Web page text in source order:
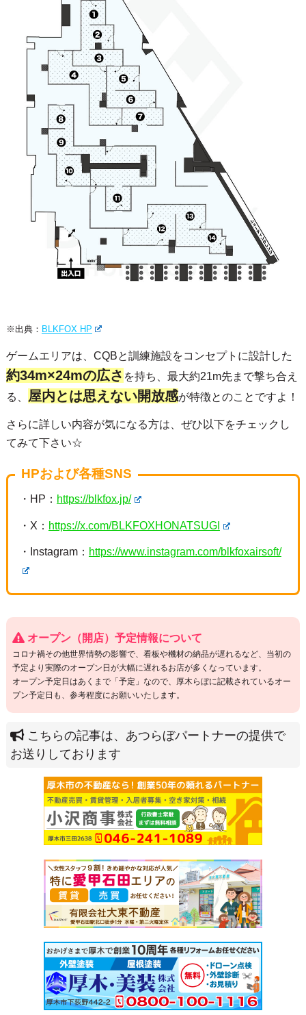
※出典： BLKFOX HP
ゲームエリアは、CQBと訓練施設をコンセプトに設計した
約34m×24mの広さ を持ち、最大約21m先まで撃ち合え
る、
屋内とは思えない開放感が特徴とのことですよ！
さらに詳しい内容が気になる方は、ぜひ以下をチェックし
てみて下さい☆
HPおよび各種SNS
・HP： https://blkfox.jp/
・X： https://x.com/BLKFOXHONATSUGI
・Instagram： https://www.instagram.com/blkfoxairsoft/
オープン（開店）予定情報について
コロナ禍その他世界情勢の影響で、看板や機材の納品が遅れるなど、当初の
予定より実際のオープン日が大幅に遅れるお店が多くなっています。
オープン予定日はあくまで「予定」なので、厚木らぼに記載されているオー
プン予定日も、参考程度にお願いいたします。
こちらの記事は、あつらぼパートナーの提供で
お送りしております